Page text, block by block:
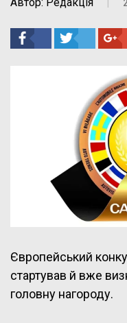
Європейський
стартував й вже
головну нагороду.